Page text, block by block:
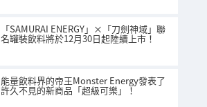
「SAMURAI ENERGY」×「刀劍神域」聯
名罐裝飲料將於12月30日起陸續上市！
能量飲料界的帝王Monster Energy發表了
許久不見的新商品「超級可樂」！